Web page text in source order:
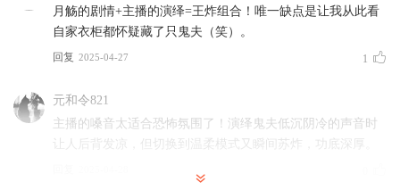
月觞的剧情+主播的演绎=王炸组合！唯一缺点是让我从此看
自家衣柜都怀疑藏了只鬼夫（笑）。
回复 2025-04-27 1
元和令821
主播的嗓音太适合恐怖氛围了！演绎鬼夫低沉阴冷的声音时
让人后背发凉，但切换到温柔模式又瞬间苏炸，功底深厚。